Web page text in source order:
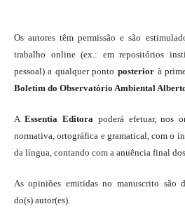
Os autores têm permissão e são
trabalho online (ex.: em repositórios
pessoal) a qualquer ponto posterior à
Boletim do Observatório Ambiental
A Essentia Editorapoderá efetuar, nos
normativa, ortográfica e gramatical, com o
da língua, contando com a anuência final
As opiniões emitidas no manuscrito são
do(s) autor(es).